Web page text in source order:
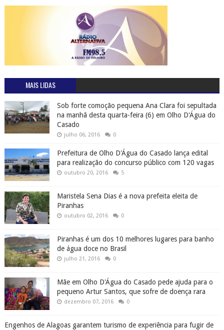
MAIS LIDAS
Sob forte comoção pequena Ana Clara foi sepultada
na manhã desta quarta-feira (6) em Olho D'Água do
Casado
julho 06, 2016 0
Prefeitura de Olho D'Água do Casado lança edital
para realização do concurso público com 120 vagas
outubro 20, 2016 5
Maristela Sena Dias é a nova prefeita eleita de
Piranhas
outubro 02, 2016 0
Piranhas é um dos 10 melhores lugares para banho
de água doce no Brasil
julho 21, 2016 0
Mãe em Olho D'Água do Casado pede ajuda para o
pequeno Artur Santos, que sofre de doença rara
dezembro 07, 2016 0
Engenhos de Alagoas garantem turismo de experiência para fugir de